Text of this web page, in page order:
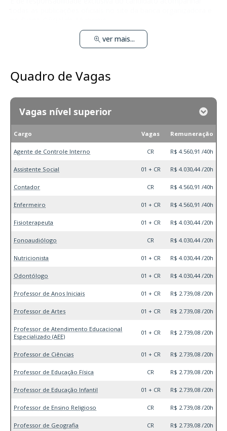
ver mais...
Quadro de Vagas
Vagas nível superior
Cargo Vagas Remuneração
Agente de Controle Interno CR R$ 4.560,91 /40h
Assistente Social 01 + CR R$ 4.030,44 /20h
Contador CR R$ 4.560,91 /40h
Enfermeiro 01 + CR R$ 4.560,91 /40h
Fisioterapeuta 01 + CR R$ 4.030,44 /20h
Fonoaudiólogo CR R$ 4.030,44 /20h
Nutricionista 01 + CR R$ 4.030,44 /20h
Odontólogo 01 + CR R$ 4.030,44 /20h
Professor de Anos Iniciais 01 + CR R$ 2.739,08 /20h
Professor de Artes 01 + CR R$ 2.739,08 /20h
Professor de Atendimento Educacional
Especializado (AEE)
01 + CR R$ 2.739,08 /20h
Professor de Ciências 01 + CR R$ 2.739,08 /20h
Professor de Educação Física CR R$ 2.739,08 /20h
Professor de Educação Infantil 01 + CR R$ 2.739,08 /20h
Professor de Ensino Religioso CR R$ 2.739,08 /20h
Professor de Geografia CR R$ 2.739,08 /20h